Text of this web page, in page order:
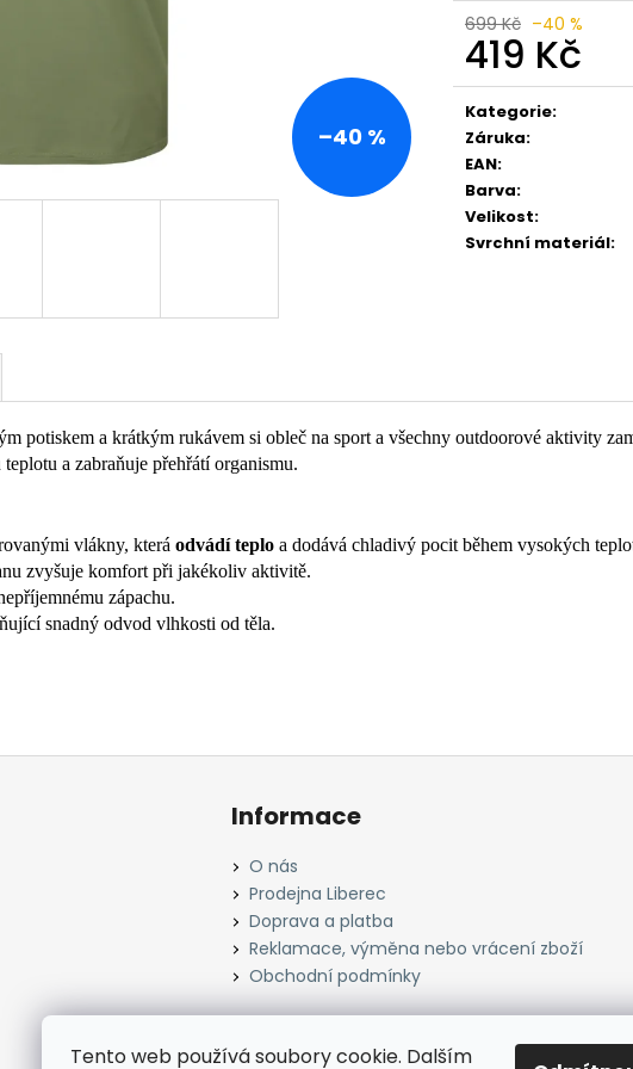
Tento web používá soubory cookie. Dalším
699 Kč –40 %
419 Kč
Měrná
cena:
Kategorie:
Záruka:
EAN:
Barva:
Velikost:
Svrchní materiál:
–40 %
potiskem a krátkým rukávem si obleč na sport a všechny outdoorové aktivity
a zabraňuje přehřátí organismu.
vlákny, která odvádí teplo a dodává chladivý pocit během vysokých
zvyšuje komfort při jakékoliv aktivitě.
zápachu.
snadný odvod vlhkosti od těla.
Informace
O nás
Prodejna Liberec
Doprava a platba
Reklamace, výměna nebo vrácení zboží
Obchodní podmínky